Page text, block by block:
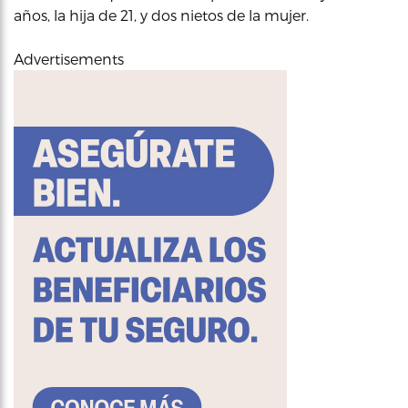
años, la hija de 21, y dos nietos de la mujer.
Advertisements